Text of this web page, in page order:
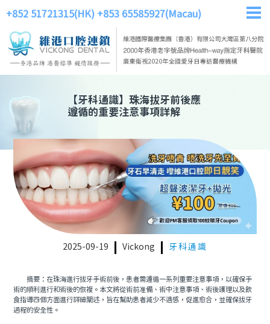
+852 51721315(HK) +853 65585927(Macau)
【牙科通識】 珠海拔牙前後應
遵循的重要注意事項詳解
2025-09-19 Vickong 牙科通識
摘要：在珠海進行拔牙手術前後，患者需遵循一系列重要注意事項，以確保手
術的順利進行和術後的恢複。本文將從術前准備、術中注意事項、術後護理以及飲
食指導四個方面進行詳細闡述，旨在幫助患者減少不適感，促進愈合，並確保拔牙
過程的安全性。